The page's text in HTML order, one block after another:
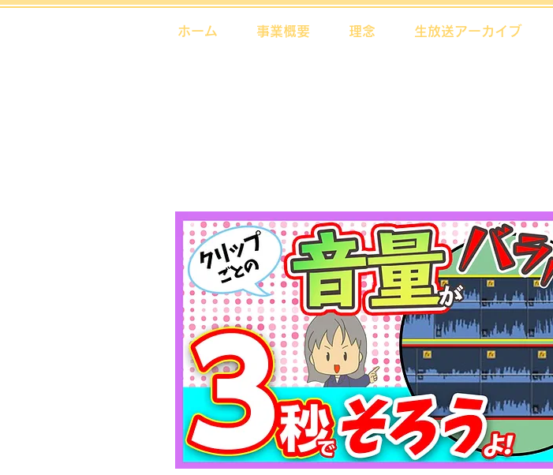
ホーム 事業概要 理念 生放送アーカイブ